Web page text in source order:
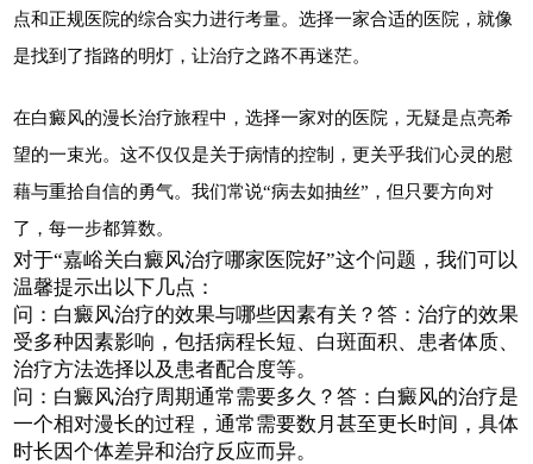
点和正规医院的综合实力进行考量。选择一家合适的医院，就像
是找到了指路的明灯，让治疗之路不再迷茫。
在白癜风的漫长治疗旅程中，选择一家对的医院，无疑是点亮希
望的一束光。这不仅仅是关于病情的控制，更关乎我们心灵的慰
藉与重拾自信的勇气。我们常说“病去如抽丝”，但只要方向对
了，每一步都算数。
对于“嘉峪关白癜风治疗哪家医院好”这个问题，我们可以
温馨提示出以下几点：
问：白癜风治疗的效果与哪些因素有关？答：治疗的效果
受多种因素影响，包括病程长短、白斑面积、患者体质、
治疗方法选择以及患者配合度等。
问：白癜风治疗周期通常需要多久？答：白癜风的治疗是
一个相对漫长的过程，通常需要数月甚至更长时间，具体
时长因个体差异和治疗反应而异。